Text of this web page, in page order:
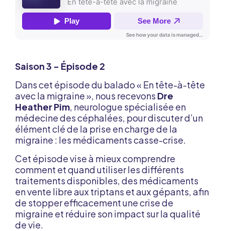
Saison 3 - Épisode 2
Dans cet épisode du balado « En tête-à-tête
avec la migraine », nous recevons Dre
Heather Pim, neurologue spécialisée en
médecine des céphalées, pour discuter d’un
élément clé de la prise en charge de la
migraine : les médicaments casse-crise.
Cet épisode vise à mieux comprendre
comment et quand utiliser les différents
traitements disponibles, des médicaments
en vente libre aux triptans et aux gépants, afin
de stopper efficacement une crise de
migraine et réduire son impact sur la qualité
de vie.